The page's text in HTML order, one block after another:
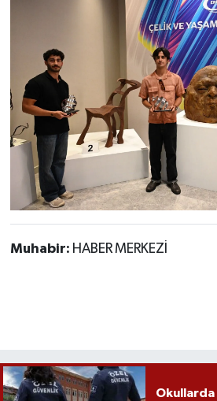
Muhabir: HABER MERKEZİ
Okullarda